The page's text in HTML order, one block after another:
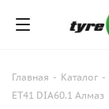
Главная - Каталог -
ET41 DIA60.1 Алмаз